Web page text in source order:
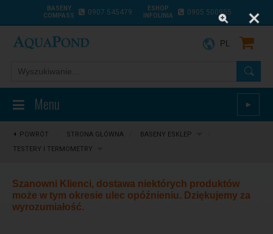
BASENY
COMPASS
0907 545479
ESHOP
INFOLINIA
0905 500955
Menu ►
PL
POWRÓT STRONA GŁÓWNA BASENY ESKLEP
TESTERY I TERMOMETRY
Szanowni Klienci, dostawa niektórych produktów
może w tym okresie ulec opóźnieniu. Dziękujemy za
wyrozumiałość.